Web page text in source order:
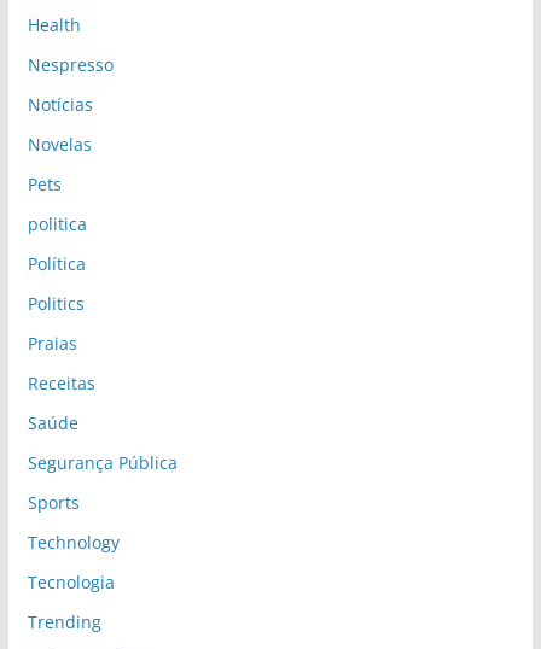
Health
Nespresso
Notícias
Novelas
Pets
politica
Política
Politics
Praias
Receitas
Saúde
Segurança Pública
Sports
Technology
Tecnologia
Trending